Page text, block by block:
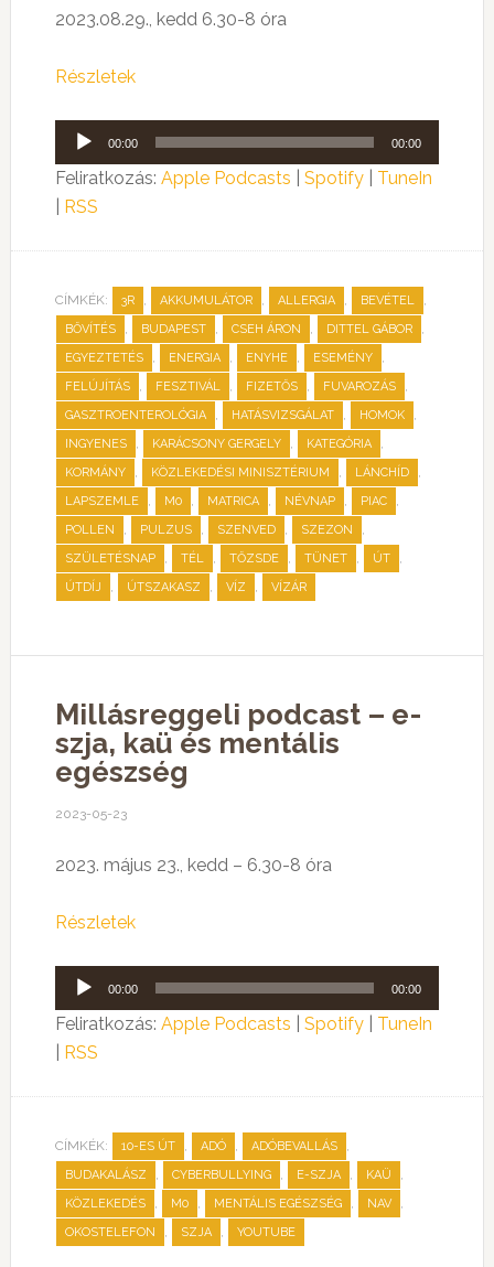
2023.08.29., kedd 6.30-8 óra
Részletek
Audió
lejátszó
00:00 00:00
Feliratkozás: Apple Podcasts Spotify| TuneIn
RSS
CÍMKÉK: 3R , AKKUMULÁTOR , ALLERGIA , BEVÉTEL ,
BŐVÍTÉS , BUDAPEST , CSEH ÁRON , DITTEL GÁBOR ,
EGYEZTETÉS , ENERGIA , ENYHE , ESEMÉNY ,
FELÚJÍTÁS , FESZTIVÁL , FIZETŐS , FUVAROZÁS ,
GASZTROENTEROLÓGIA , HATÁSVIZSGÁLAT , HOMOK ,
INGYENES , KARÁCSONY GERGELY , KATEGÓRIA ,
KORMÁNY , KÖZLEKEDÉSI MINISZTÉRIUM , LÁNCHÍD ,
LAPSZEMLE , M0 , MATRICA , NÉVNAP , PIAC ,
POLLEN , PULZUS , SZENVED , SZEZON ,
SZÜLETÉSNAP , TÉL , TŐZSDE , TÜNET , ÚT ,
ÚTDÍJ , ÚTSZAKASZ , VÍZ , VÍZÁR
Millásreggeli podcast – e-
szja, kaü és mentális
egészség
2023-05-23
2023. május 23., kedd – 6.30-8 óra
Részletek
Audió
lejátszó
00:00 00:00
Feliratkozás: Apple Podcasts Spotify| TuneIn
RSS
CÍMKÉK: 10-ES ÚT , ADÓ , ADÓBEVALLÁS ,
BUDAKALÁSZ , CYBERBULLYING , E-SZJA , KAÜ ,
KÖZLEKEDÉS , M0 , MENTÁLIS EGÉSZSÉG , NAV ,
OKOSTELEFON , SZJA , YOUTUBE